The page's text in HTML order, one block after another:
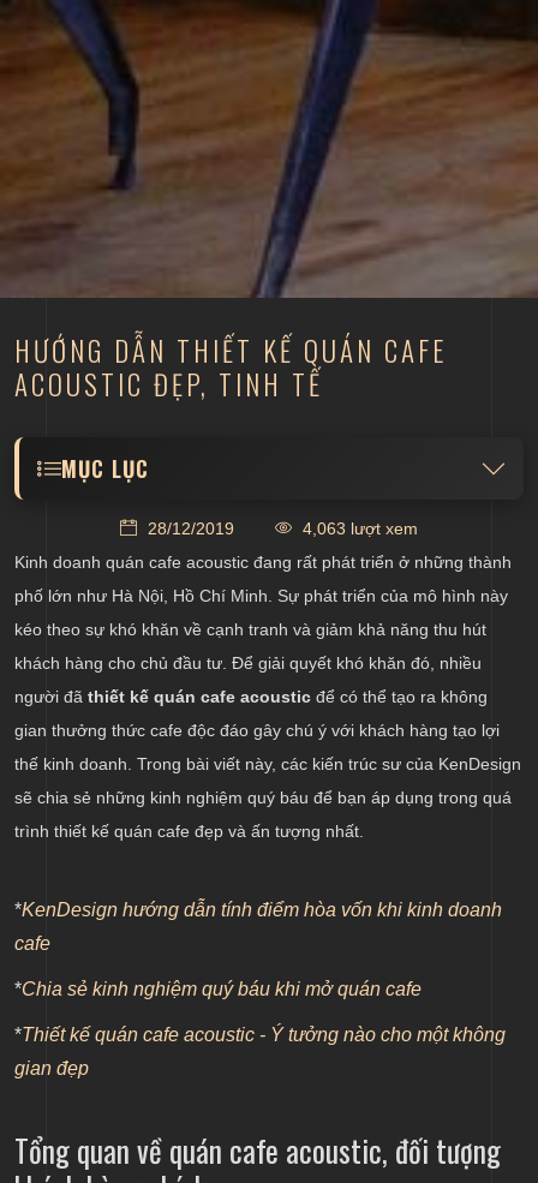
HƯỚNG DẪN THIẾT KẾ QUÁN CAFE
ACOUSTIC ĐẸP, TINH TẾ
MỤC LỤC
hàng chính
Thiết kế quán cafe acoustic với phong cách đơn
giản
Thiết kế nội thất quán cafe đơn giản có hệ thống
âm thanh chất lượng cao
Trang trí quán cafe lấy ý tưởng từ thập niên 90
28/12/2019
4,063 lượt xem
Kinh doanh quán cafe acoustic đang rất phát triển ở những thành
phố lớn như Hà Nội, Hồ Chí Minh. Sự phát triển của mô hình này
kéo theo sự khó khăn về cạnh tranh và giảm khả năng thu hút
khách hàng cho chủ đầu tư. Để giải quyết khó khăn đó, nhiều
người đã thiết kế quán cafe acoustic để có thể tạo ra không
gian thưởng thức cafe độc đáo gây chú ý với khách hàng tạo lợi
thế kinh doanh. Trong bài viết này, các kiến trúc sư của KenDesign
sẽ chia sẻ những kinh nghiệm quý báu để bạn áp dụng trong quá
trình thiết kế quán cafe đẹp và ấn tượng nhất.
*KenDesign hướng dẫn tính điểm hòa vốn khi kinh doanh
cafe
*Chia sẻ kinh nghiệm quý báu khi mở quán cafe
*Thiết kế quán cafe acoustic - Ý tưởng nào cho một không
gian đẹp
Tổng quan về quán cafe acoustic, đối tượng